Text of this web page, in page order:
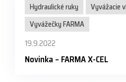
Hydraulické ruky
Vyvážacie
Vyvážečky FARMA
19.9.2022
Novinka – FARMA X-CEL